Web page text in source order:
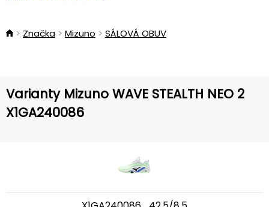
Značka Mizuno SÁLOVÁ OBUV
Varianty Mizuno WAVE STEALTH NEO 2
X1GA240086